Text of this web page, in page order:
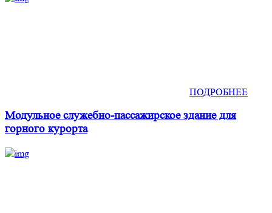
ПОДРОБНЕЕ
Модульное служебно-пассажирское здание для
горного курорта